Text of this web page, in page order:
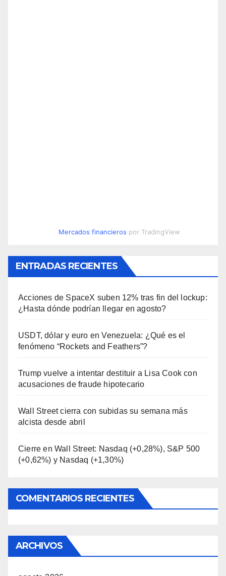
Mercados financieros por TradingView
ENTRADAS RECIENTES
Acciones de SpaceX suben 12% tras fin del lockup:
¿Hasta dónde podrían llegar en agosto?
USDT, dólar y euro en Venezuela: ¿Qué es el
fenómeno “Rockets and Feathers”?
Trump vuelve a intentar destituir a Lisa Cook con
acusaciones de fraude hipotecario
Wall Street cierra con subidas su semana más
alcista desde abril
Cierre en Wall Street: Nasdaq (+0,28%), S&P 500
(+0,62%) y Nasdaq (+1,30%)
COMENTARIOS RECIENTES
ARCHIVOS